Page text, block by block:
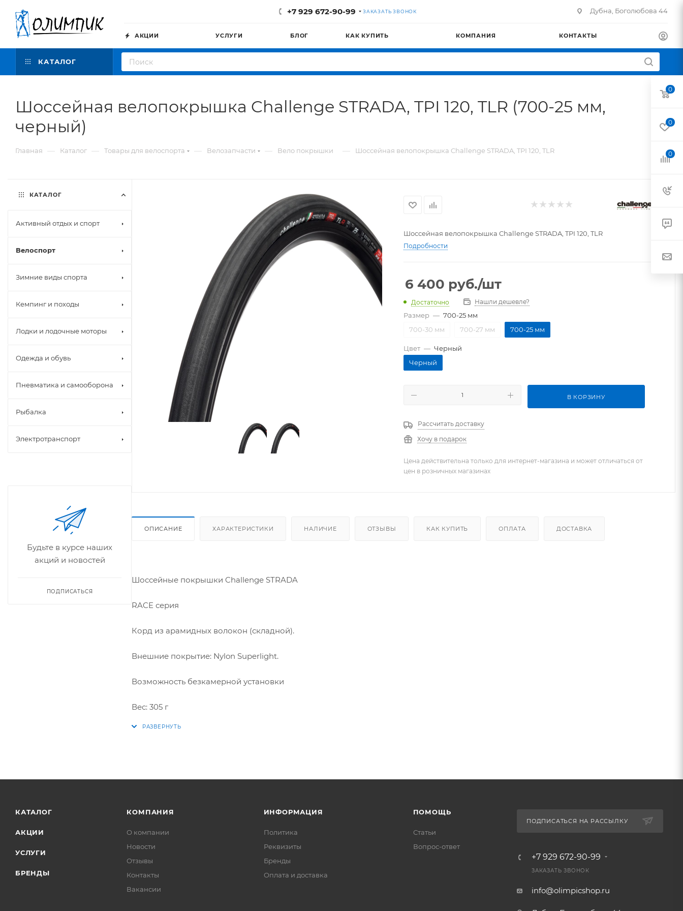
+7 929 672-90-99 ЗАКАЗАТЬ ЗВОНОК Дубна, Боголюбова 44
АКЦИИ УСЛУГИ БЛОГ КАК КУПИТЬ КОМПАНИЯ КОНТАКТЫ
КАТАЛОГ
Шоссейная велопокрышка Challenge STRADA, TPI 120, TLR (700-25 мм,
черный)
Главная — Каталог — Товары для велоспорта — Велозапчасти — Вело покрышки — Шоссейная велопокрышка Challenge STRADA, TPI 120, TLR
Шоссейная велопокрышка Challenge STRADA, TPI 120, TLR
Подробности
6 400 руб./шт
Достаточно Нашли дешевле?
Размер — 700-25 мм
700-30 мм
700-27 мм 700-25 мм
Цвет — Черный
Черный
В КОРЗИНУ
Рассчитать доставку
Хочу в подарок
Цена действительна только для интернет-магазина и может отличаться от
цен в розничных магазинах
ОПИСАНИЕ ХАРАКТЕРИСТИКИ НАЛИЧИЕ ОТЗЫВЫ КАК КУПИТЬ ОПЛАТА ДОСТАВКА
Шоссейные покрышки Challenge STRADA
RACE серия
Корд из арамидных волокон (складной).
Внешние покрытие: Nylon Superlight.
Возможность безкамерной установки
Вес: 305 г
КАТАЛОГ
Активный отдых и спорт
Велоспорт
Зимние виды спорта
Кемпинг и походы
Лодки и лодочные моторы
Одежда и обувь
Пневматика и самооборона
Рыбалка
Электротранспорт
Будьте в курсе наших
акций и новостей
ПОДПИСАТЬСЯ
КАТАЛОГ
АКЦИИ
УСЛУГИ
БРЕНДЫ
КОМПАНИЯ
О компании
Новости
Отзывы
Контакты
Вакансии
ИНФОРМАЦИЯ
Политика
Реквизиты
Бренды
Оплата и доставка
ПОМОЩЬ
Статьи
Вопрос-ответ
ПОДПИСАТЬСЯ НА РАССЫЛКУ
+7 929 672-90-99
ЗАКАЗАТЬ ЗВОНОК
info@olimpicshop.ru
0
0
0